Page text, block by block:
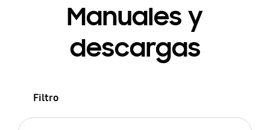
Manuales y
descargas
Filtro